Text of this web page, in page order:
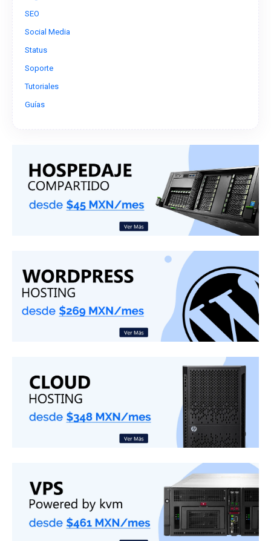
SEO
Social Media
Status
Soporte
Tutoriales
Guías